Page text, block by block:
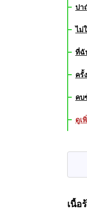
ปา
ไม่
ที่ฉั
ครั้
คบ
ดูเ
เนื้อ